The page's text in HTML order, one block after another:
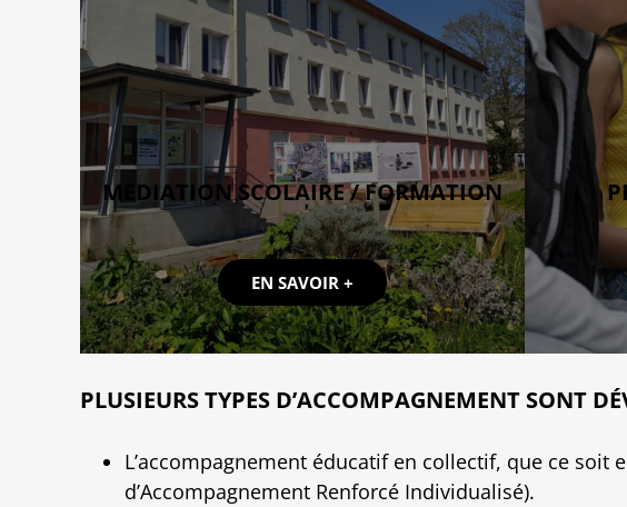
MEDIATION SCOLAIRE / FORMATION
EN SAVOIR +
PLUSIEURS TYPES D’ACCOMPAGNEMENT SONT
L’accompagnement éducatif en collectif, que ce soit
d’Accompagnement Renforcé Individualisé).